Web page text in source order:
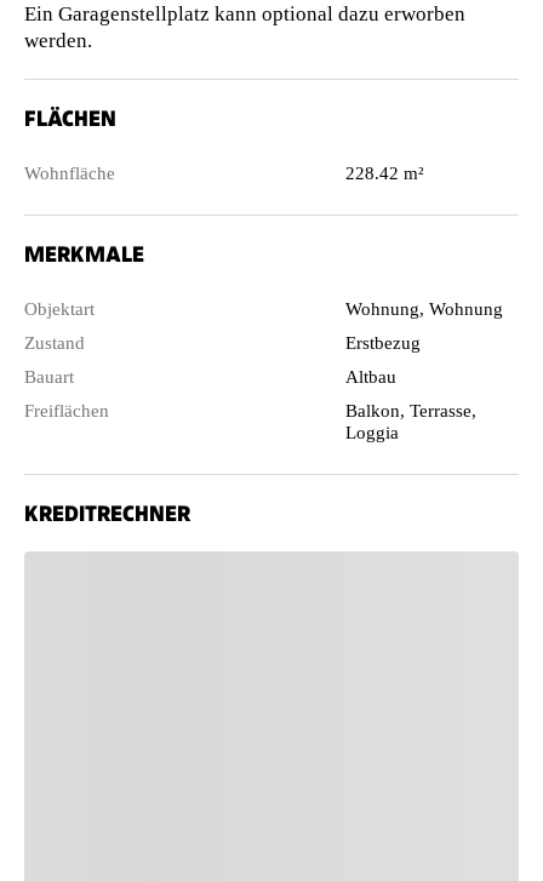
Ein Garagenstellplatz kann optional dazu erworben
werden.
FLÄCHEN
Wohnfläche 228.42 m²
MERKMALE
Objektart
Wohnung, Wohnung
Zustand
Erstbezug
Bauart
Altbau
Freiflächen
Balkon, Terrasse,
Loggia
KREDITRECHNER